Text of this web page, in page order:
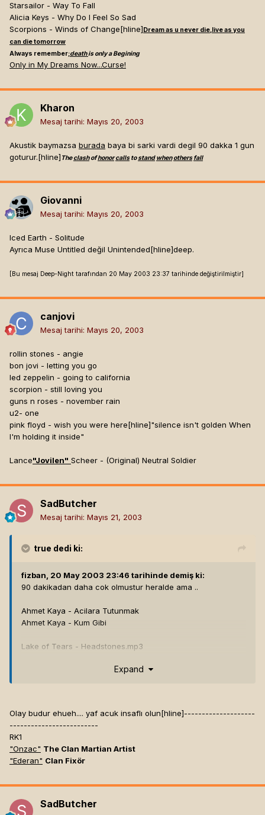
Starsailor - Way To Fall
Alicia Keys - Why Do I Feel So Sad
Scorpions - Winds of Change[hline] Dream as u never die,live as you
can die tomorrow
Always remember;deathis only a Begining
Only in My Dreams Now...Curse!
Kharon
Mesaj tarihi: Mayıs 20, 2003
Akustik baymazsa burada baya bi sarki vardi degil 90 dakka 1 gun
goturur.[hline] Theclashofhonor callstostand when others fall
Giovanni
Mesaj tarihi: Mayıs 20, 2003
Iced Earth - Solitude
Ayrıca Muse Untitled değil Unintended[hline]deep.
[Bu mesaj Deep-Night tarafından 20 May 2003 23:37 tarihinde değiştirilmiştir]
canjovi
Mesaj tarihi: Mayıs 20, 2003
rollin stones - angie
bon jovi - letting you go
led zeppelin - going to california
scorpion - still loving you
guns n roses - november rain
u2- one
pink floyd - wish you were here[hline]"silence isn't golden When
I'm holding it inside"
Lance"Jovilen" Scheer - (Original) Neutral Soldier
SadButcher
Mesaj tarihi: Mayıs 21, 2003
true dedi ki:
fizban, 20 May 2003 23:46 tarihinde demiş ki:
90 dakikadan daha cok olmustur heralde ama ..
Ahmet Kaya - Acilara Tutunmak
Ahmet Kaya - Kum Gibi
Lake of Tears - Headstones.mp3
Expand
Olay budur ehueh.... yaf acuk insaflı olun[hline]--------------------
-------------------------
RK1
"Onzac" The Clan Martian Artist
"Ederan" Clan Fixör
SadButcher